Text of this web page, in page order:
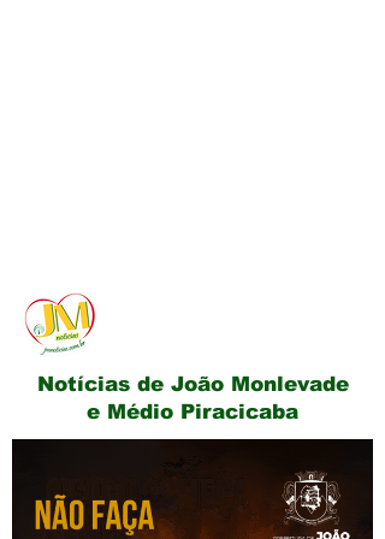
Notícias de João Monlevade
e Médio Piracicaba